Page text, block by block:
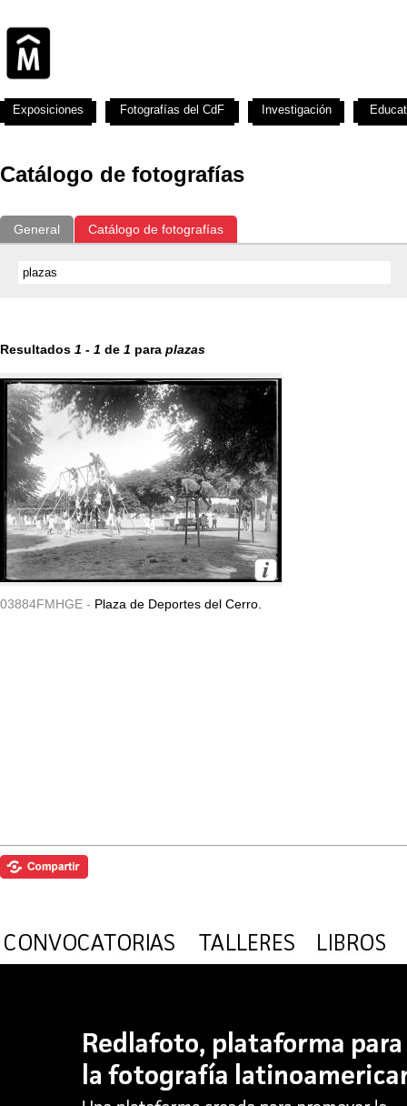
Catálogo de fotografías
General Catálogo de fotografías
Resultados 1 - 1 de 1 para plazas
03884FMHGE - Plaza de Deportes del Cerro.
Exposiciones Fotografías del CdF Investigación